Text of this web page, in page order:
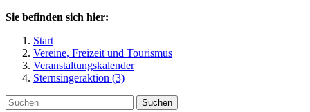
Sie befinden sich hier:
Start
Vereine, Freizeit und Tourismus
Veranstaltungskalender
Sternsingeraktion (3)
Suchen